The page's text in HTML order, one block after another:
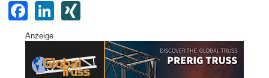
F
a
c
e
Li
k
e
G
Anzeige